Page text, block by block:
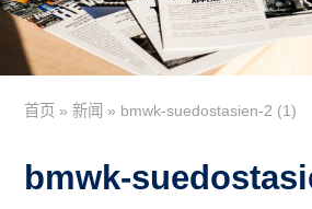
首页 »新闻 » bmwk-suedostasien-2 (1)
bmwk-